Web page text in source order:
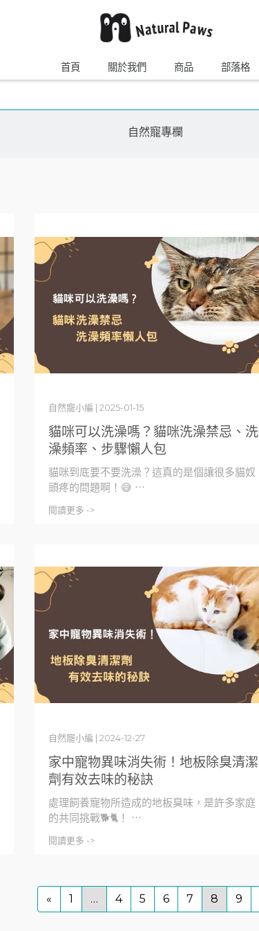
首頁 關於我們 商品 部落格
自然寵專欄
貓咪可以洗澡嗎？貓咪洗澡禁忌、洗
澡頻率、步驟懶人包
自然寵小編 | 2025-01-15
貓咪到底要不要洗澡？這真的是個讓很多貓奴
頭疼的問題啊！😅 ⋯
閱讀更多 ->
家中寵物異味消失術！地板除臭清潔
劑有效去味的秘訣
自然寵小編 | 2024-12-27
處理飼養寵物所造成的地板臭味，是許多家庭
的共同挑戰🐕🐈！ ⋯
閱讀更多 ->
« 1 … 4 5 6 7 8 9